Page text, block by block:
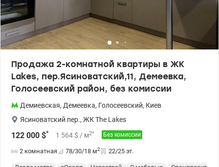
Продажа 2-комнатной квартиры в ЖК
Lakes, пер.Ясиноватский,11, Демеевка,
Голосеевский район, без комиссии
Демиевская, Демеевка, Голосеевский, Киев
Ясиноватский пер., ЖК The Lakes
122 000 $* 1 564 $ / м2* Без комиссии
2 комнатная 78/30/18 м2 22/25 эт.